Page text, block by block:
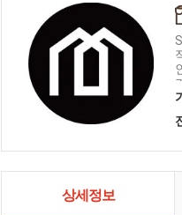
상세정보